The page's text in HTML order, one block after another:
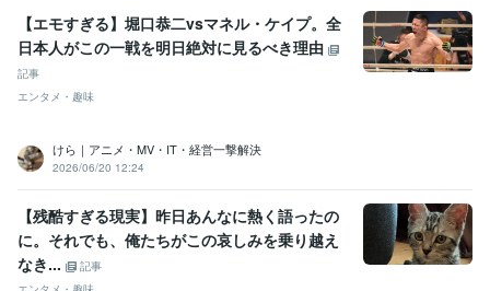
【エモすぎる】堀口恭二vsマネル・ケイプ。全
日本人がこの一戦を明日絶対に見るべき理由
記事
エンタメ・趣味
けら｜アニメ・MV・IT・経営一撃解決
2026/06/20 12:24
【残酷すぎる現実】昨日あんなに熱く語ったの
に。それでも、俺たちがこの哀しみを乗り越え
なき...
記事